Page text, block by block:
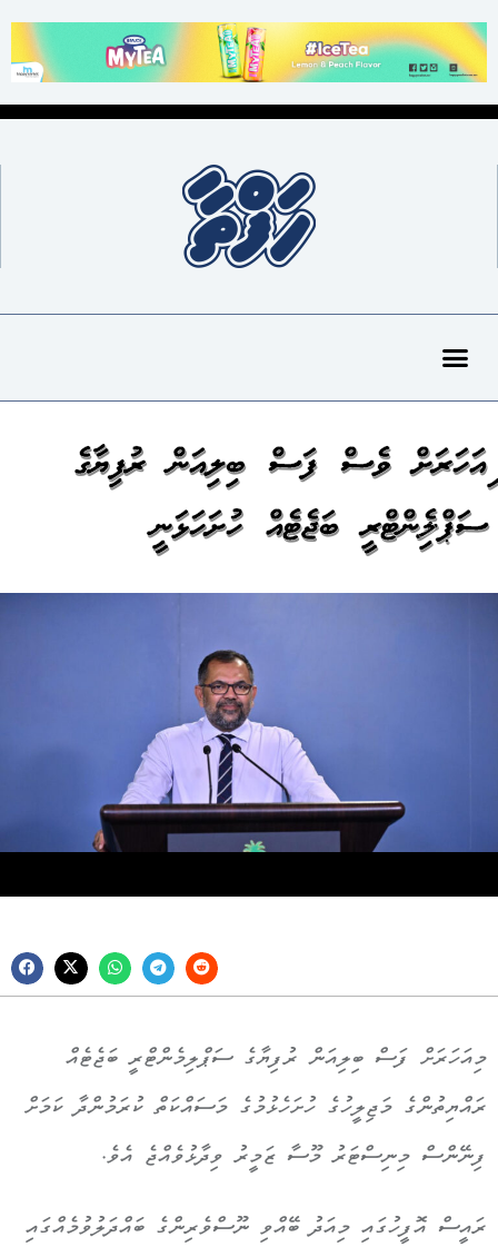
މިއަހަރަށް ވެސް ފަސް ބިލިއަން ރުފިޔާގެ
ސަޕްލިމެންޓްރީ ބަޖެޓެއް ހުށަހަޅަނީ
މިއަހަރަށް ފަސް ބިލިއަން ރުފިޔާގެ ސަޕްލިމެންޓްރީ ބަޖެޓެއް
ރައްޔިތުންގެ މަޖިލީހުގެ ހުށަހެޅުމުގެ މަސައްކަތް ކުރަމުންދާ ކަމަށް
ފިނޭންސް މިނިސްޓަރު މޫސާ ޒަމީރު ވިދާޅުވެއްޖެ އެވެ.
ރައީސް އޮފީހުގައި މިއަދު ބޭއްވި ނޫސްވެރިންގެ ބައްދަލުވުމެއްގައި